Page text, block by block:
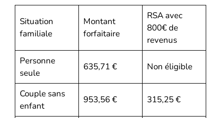
Situation
familiale
Montant
forfaitaire
RSA avec
800€ de
revenus
Personne
seule
635,71 € Non éligible
Couple sans
enfant
953,56 € 315,25 €